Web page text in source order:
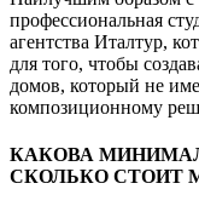
профессиональная
агентства Италтур,
для того, чтобы
домов, который не
композиционному
КАКОВА
СКОЛЬКО СТОИТ